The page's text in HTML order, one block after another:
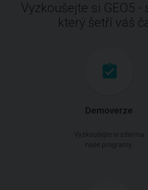
Vyzkoušejte si GEO5 -
který šetří váš
Demoverze